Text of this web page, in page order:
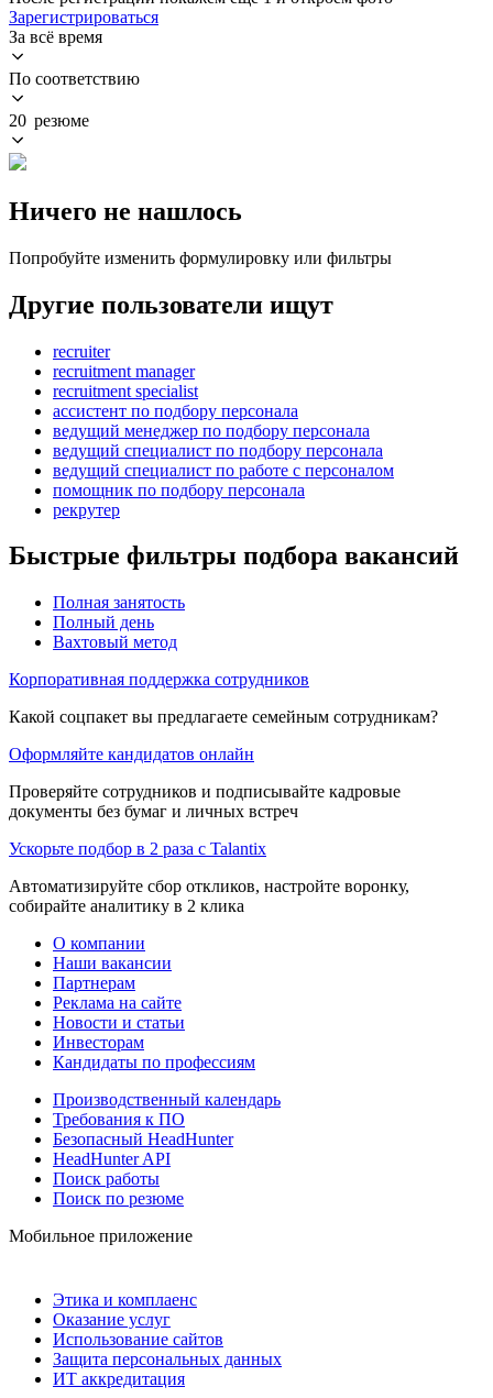
Зарегистрироваться
За всё время
По соответствию
20 резюме
Ничего не нашлось
Попробуйте изменить формулировку или фильтры
Другие пользователи ищут
recruiter
recruitment manager
recruitment specialist
ассистент по подбору персонала
ведущий менеджер по подбору персонала
ведущий специалист по подбору персонала
ведущий специалист по работе с персоналом
помощник по подбору персонала
рекрутер
Быстрые фильтры подбора вакансий
Полная занятость
Полный день
Вахтовый метод
Корпоративная поддержка сотрудников
Какой соцпакет вы предлагаете семейным сотрудникам?
Оформляйте кандидатов онлайн
Проверяйте сотрудников и подписывайте кадровые
документы без бумаг и личных встреч
Ускорьте подбор в 2 раза с Talantix
Автоматизируйте сбор откликов, настройте воронку,
собирайте аналитику в 2 клика
О компании
Наши вакансии
Партнерам
Реклама на сайте
Новости и статьи
Инвесторам
Кандидаты по профессиям
Производственный календарь
Требования к ПО
Безопасный HeadHunter
HeadHunter API
Поиск работы
Поиск по резюме
Мобильное приложение
Этика и комплаенс
Оказание услуг
Использование сайтов
Защита персональных данных
ИТ аккредитация